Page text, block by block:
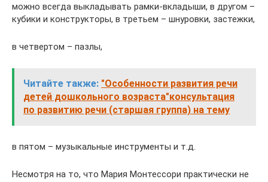
можно всегда выкладывать рамки-вкладыши, в другом –
кубики и конструкторы, в третьем – шнуровки, застежки,
в четвертом – пазлы,
Читайте также: "Особенности развития речи
детей дошкольного возраста"консультация
по развитию речи (старшая группа) на тему
в пятом – музыкальные инструменты и т.д.
Несмотря на то, что Мария Монтессори практически не